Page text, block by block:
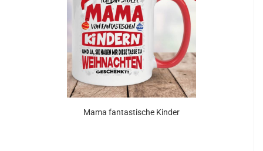
Mama fantastische Kinder